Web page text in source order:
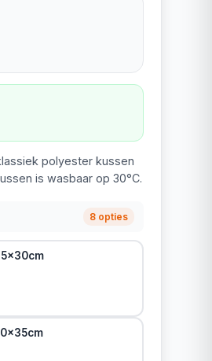
polyester kussen
is wasbaar op 30°C.
8 opties